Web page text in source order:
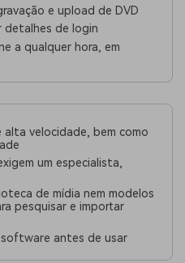
e upload de DVD
detalhes de login
a qualquer hora, em
velocidade, bem como
um especialista,
de mídia nem modelos
pesquisar e importar
software antes de usar